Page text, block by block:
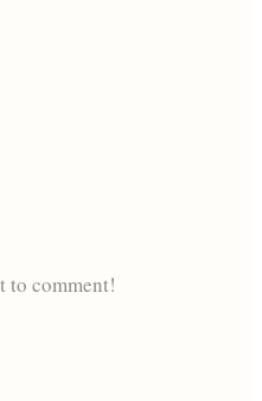
to comment!